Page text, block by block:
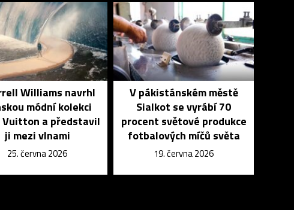
Williams navrhl
módní kolekci
Vuitton a představil
ji mezi vlnami
25. června 2026
V pákistánském městě
Sialkot se vyrábí 70
procent světové produkce
fotbalových míčů světa
19. června 2026